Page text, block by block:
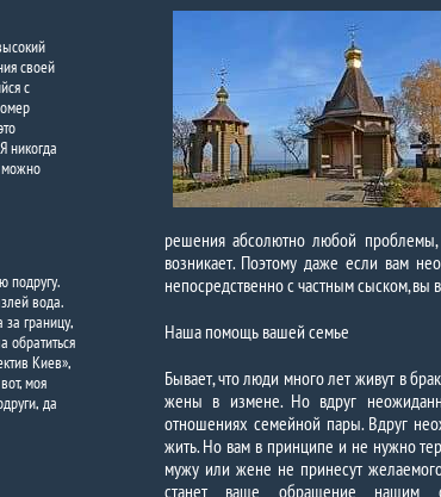
решения абсолютно любой
возникает. Поэтому даже если вам
непосредственно с частным сыском, вы
Наша помощь вашей семье
Бывает, что люди много лет живут в
жены в измене. Но вдруг
отношениях семейной пары. Вдруг
жить. Но вам в принципе и не нужно
мужу или жене не принесут
станет ваше обращение нашим
своей
с
никогда
можно
подругу.
вода.
границу,
обратиться
Киев»,
моя
да